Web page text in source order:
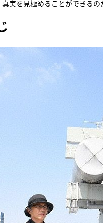
実を見極めることができるの